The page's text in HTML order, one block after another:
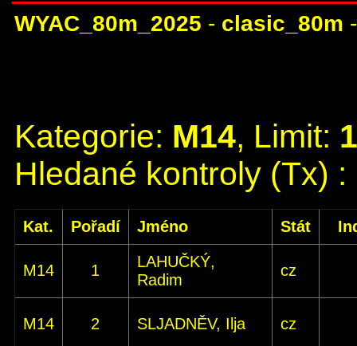
WYAC_80m_2025 - clasic_80m
Kategorie: M14, Limit:
Hledané kontroly (Tx) :
Kat. Pořadí Jméno Stát
M14 1
LAHUČKÝ,
Radim
cz
M14 2 SLJADNĚV, Ilja cz